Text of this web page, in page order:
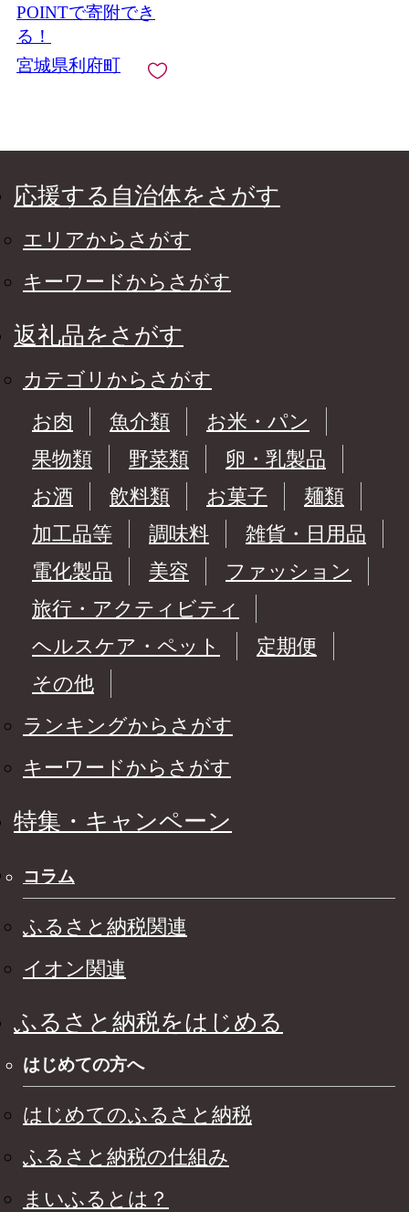
家具 和 モダン 高級 和
箪笥 小箪笥 伝統 工芸
品 仏壇 仏具 神具 飾り
棚 欅 漆塗 彫金 金具
POINTで寄附でき
る！
宮城県利府町
応援する自治体をさがす
エリアからさがす
キーワードからさがす
返礼品をさがす
カテゴリからさがす
お肉
魚介類
お米・パン
果物類
野菜類
卵・乳製品
お酒
飲料類 お菓子
麺類
加工品等
調味料
雑貨・日用品
電化製品
美容
ファッション
旅行・アクティビティ
ヘルスケア・ペット
定期便
その他
ランキングからさがす
キーワードからさがす
特集・キャンペーン
コラム
ふるさと納税関連
イオン関連
ふるさと納税をはじめる
はじめての方へ
はじめてのふるさと納税
ふるさと納税の仕組み
まいふるとは？